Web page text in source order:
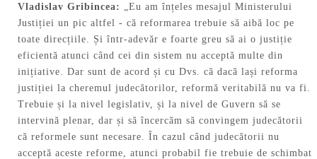
Vladislav Gribincea:
„Eu am înțeles mesajul Ministerului
Justiției un pic altfel - că reformarea trebuie să aibă loc pe
toate direcțiile. Și într-adevăr e foarte greu să ai o justiție
eficientă atunci când cei din sistem nu acceptă multe din
inițiative. Dar sunt de acord și cu Dvs. că dacă lași reforma
justiției la cheremul judecătorilor, reformă veritabilă nu va fi.
Trebuie și la nivel legislativ, și la nivel de Guvern să se
intervină plenar, dar și să încercăm să convingem judecătorii
că reformele sunt necesare. În cazul când judecătorii nu
acceptă aceste reforme, atunci probabil fie trebuie de schimbat